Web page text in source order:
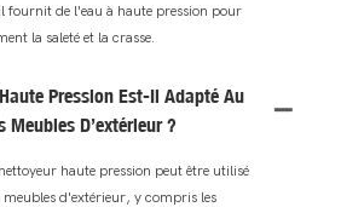
fournit de l'eau à haute pression pour
la saleté et la crasse.
Pression Est-Il Adapté Au
Meubles D’extérieur ?
haute pression peut être utilisé
meubles d'extérieur, y compris les